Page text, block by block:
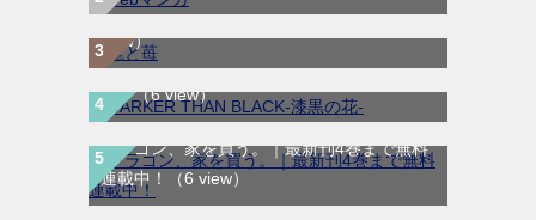
式マンガアプリ＿サンデーうぇぶり（8
view）
DARKER THAN BLACK-漆黒の花-｜全4巻完
結！マンガUP!で最終巻まで全巻無料配信
中！（6 view）
ドラゴン、家を買う。｜最新刊4巻まで無料
連載中！
（6 view）
航宙軍士官、冒険者になる｜最新刊第6巻！
第5巻まで無料で読めるマンガアプリ！※順